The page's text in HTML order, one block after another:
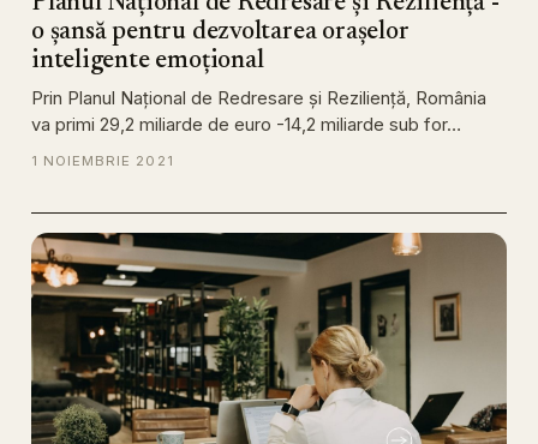
o șansă pentru dezvoltarea orașelor
inteligente emoțional
Prin Planul Naţional de Redresare şi Rezilienţă, România
va primi 29,2 miliarde de euro -14,2 miliarde sub for…
1 NOIEMBRIE 2021